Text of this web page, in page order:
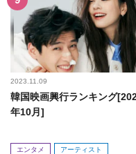
2023.11.09
韓国映画興行ランキング
年10月]
エンタメ アーティスト